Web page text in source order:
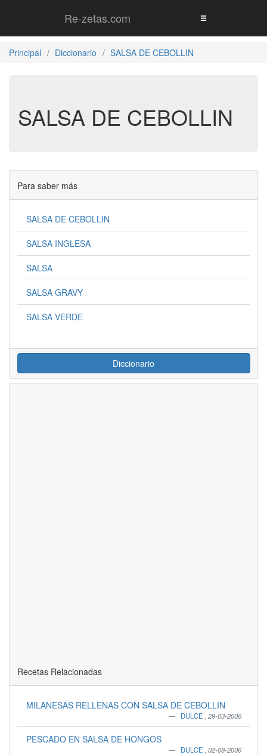
Re-zetas.com
Principal Diccionario SALSA DE CEBOLLIN
SALSA DE CEBOLLIN
Para saber más
SALSA DE CEBOLLIN
SALSA INGLESA
SALSA
SALSA GRAVY
SALSA VERDE
Diccionario
Recetas Relacionadas
MILANESAS RELLENAS CON SALSA DE CEBOLLIN
DULCE 29-03-2006
PESCADO EN SALSA DE HONGOS
DULCE 02-08-2006